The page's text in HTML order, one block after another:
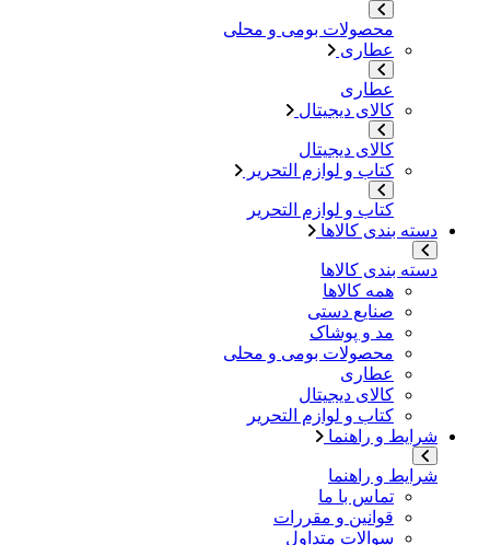
محصولات بومی و محلی
عطاری
عطاری
کالای دیجیتال
کالای دیجیتال
کتاب و لوازم التحریر
کتاب و لوازم التحریر
دسته بندی کالاها
دسته بندی کالاها
همه کالاها
صنایع دستی
مد و پوشاک
محصولات بومی و محلی
عطاری
کالای دیجیتال
کتاب و لوازم التحریر
شرایط و راهنما
شرایط و راهنما
تماس با ما
قوانین و مقررات
سوالات متداول